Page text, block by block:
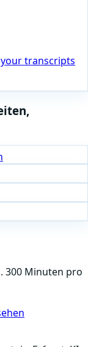
transcripts
300 Minuten pro